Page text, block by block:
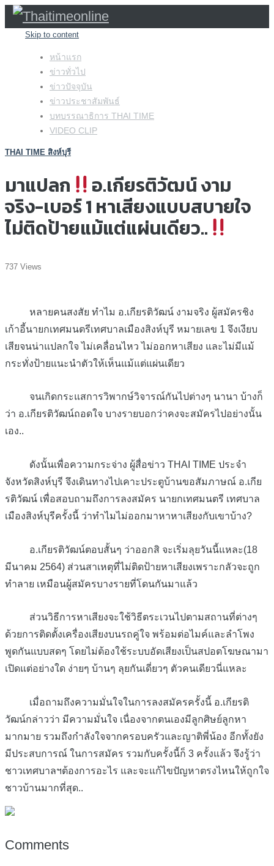
Skip to content
หน้าแรก
ข่าวทั่วไป
ข่าวปัจจุบัน
ข่าวประชาสัมพันธ์
บทบรรณาธิการ THAI TIME
VIDEO CLIP
THAI TIME สิงห์บุรี
มาแปลก อ.เกียรติวัฒน์ งาม
จริง-เบอร์ 1 หาเสียงแบบสบายใจ
ไม่ติดป้ายแม้แต่แผ่นเดียว..
737 Views
หลายคนสงสัย ทำไม อ.เกียรติวัฒน์ งามจริง ผู้สมัครชิง
เก้าอี้นายกเทศมนตรีเทศบาลเมืองสิงห์บุรี หมายเลข 1 จึงเงียบ
เสียจนน่าแปลกใจ ไม่เคลื่อนไหว ไม่ออกหาเสียง และไม่มีแม้
กระทั่งป้ายแนะนำตัวให้เห็นแม้แต่แผ่นเดียว
จนเกิดกระแสการวิพากษ์วิจารณ์กันไปต่างๆ นานา บ้างก็
ว่า อ.เกียรติวัฒน์ถอดใจ บางรายบอกว่าคงจะสมัครไปอย่างนั้น
เอง..
ดังนั้นเพื่อความกระจ่าง ผู้สื่อข่าว THAI TIME ประจำ
จังหวัดสิงห์บุรี จึงเดินทางไปเคาะประตูบ้านขอสัมภาษณ์ อ.เกีย
รติวัฒน์ เพื่อสอบถามถึงการลงสมัคร นายกเทศมนตรี เทศบาล
เมืองสิงห์บุรีครั้งนี้ ว่าทำไมไม่ออกมาหาหาเสียงกับเขาบ้าง?
อ.เกียรติวัฒน์ตอบสั้นๆ ว่าออกสิ จะเริ่มลุยวันนี้แหละ(18
มีนาคม 2564) ส่วนสาเหตุที่ไม่ติดป้ายหาเสียงเพราะกลัวจะถูก
ทำลาย เหมือนผู้สมัครบางรายที่โดนกันมาแล้ว
ส่วนวิธีการหาเสียงจะใช้วิธีตระเวนไปตามสถานที่ต่างๆ
ด้วยการติดตั้งเครื่องเสียงบนรถคู่ใจ พร้อมต่อไมค์และลำโพง
พูดกันแบบสดๆ โดยไม่ต้องใช้ระบบอัดเสียงเป็นสปอตโฆษณามา
เปิดแต่อย่างใด ง่ายๆ บ้านๆ ลุยกันเดี่ยวๆ ตัวคนเดียวนี่แหละ
เมื่อถามถึงความมั่นใจในการลงสมัครครั้งนี้ อ.เกียรติ
วัฒน์กล่าวว่า มีความมั่นใจ เนื่องจากตนเองมีลูกศิษย์ลูกหา
มากมาย รวมถึงกำลังใจจากครอบครัวและญาติพี่น้อง อีกทั้งยัง
มีประสบการณ์ ในการสมัคร รวมกับครั้งนี้ก็ 3 ครั้งแล้ว จึงรู้ว่า
ชาวเทศบาลฯต้องการอะไร และจะแก้ไขปัญหาตรงไหนให้ถูกใจ
ชาวบ้านมากที่สุด..
Comments